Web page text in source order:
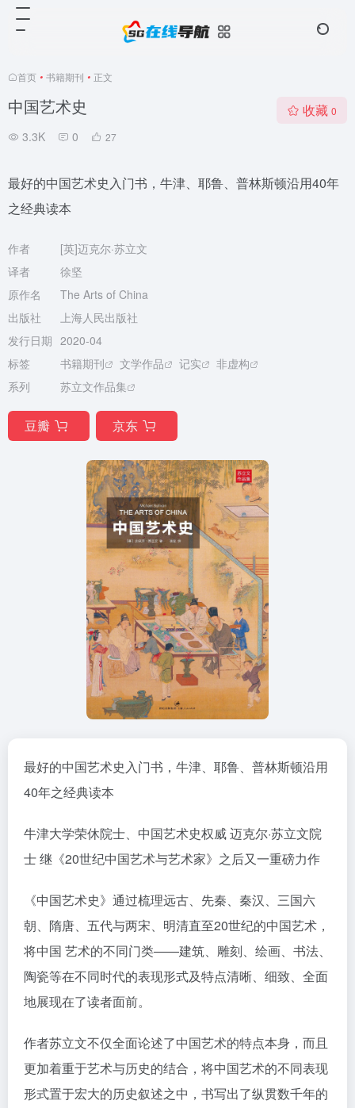
首页 • 书籍期刊 • 正文
中国艺术史
3.3K 0 27
收藏 0
最好的中国艺术史入门书，牛津、耶鲁、普林斯顿沿用40年
之经典读本
作者
[英]迈克尔·苏立文
译者
徐坚
原作名
The Arts of China
出版社
上海人民出版社
发行日期 2020-04
标签
书籍期刊 文学作品 记实
非虚构
系列
苏立文作品集
豆瓣 京东
最好的中国艺术史入门书，牛津、耶鲁、普林斯顿沿用
40年之经典读本
牛津大学荣休院士、中国艺术史权威 迈克尔·苏立文院
士 继《20世纪中国艺术与艺术家》之后又一重磅力作
《中国艺术史》通过梳理远古、先秦、秦汉、三国六
朝、隋唐、五代与两宋、明清直至20世纪的中国艺术，
将中国 艺术的不同门类——建筑、雕刻、绘画、书法、
陶瓷等在不同时代的表现形式及特点清晰、细致、全面
地展现在了读者面前。
作者苏立文不仅全面论述了中国艺术的特点本身，而且
更加着重于艺术与历史的结合，将中国艺术的不同表现
形式置于宏大的历史叙述之中，书写出了纵贯数千年的